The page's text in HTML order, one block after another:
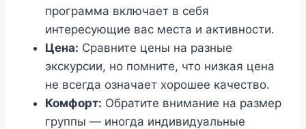
программа включает в себя
интересующие вас места и активности.
Цена: Сравните цены на разные
экскурсии, но помните, что низкая цена
не всегда означает хорошее качество.
Комфорт: Обратите внимание на размер
группы — иногда индивидуальные